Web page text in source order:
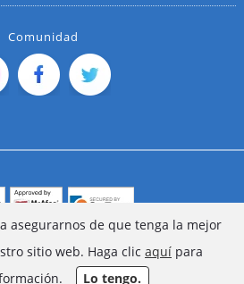
asegurarnos de que tenga la mejor
sitio web. Haga clic aquípara
Lo tengo.
Comunidad
derechos reservados